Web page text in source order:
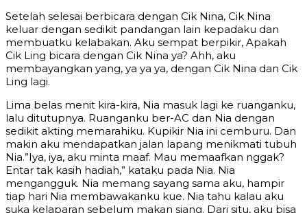
Setelah selesai berbicara dengan Cik Nina, Cik Nina
keluar dengan sedikit pandangan lain kepadaku dan
membuatku kelabakan. Aku sempat berpikir, Apakah
Cik Ling bicara dengan Cik Nina ya? Ahh, aku
membayangkan yang, ya ya ya, dengan Cik Nina dan Cik
Ling lagi.
Lima belas menit kira-kira, Nia masuk lagi ke ruanganku,
lalu ditutupnya. Ruanganku ber-AC dan Nia dengan
sedikit akting memarahiku. Kupikir Nia ini cemburu. Dan
makin aku mendapatkan jalan lapang menikmati tubuh
Nia.”Iya, iya, aku minta maaf. Mau memaafkan nggak?
Entar tak kasih hadiah,” kataku pada Nia. Nia
mengangguk. Nia memang sayang sama aku, hampir
tiap hari Nia membawakanku kue. Nia tahu kalau aku
suka kelaparan sebelum makan siang. Dari situ, aku bisa